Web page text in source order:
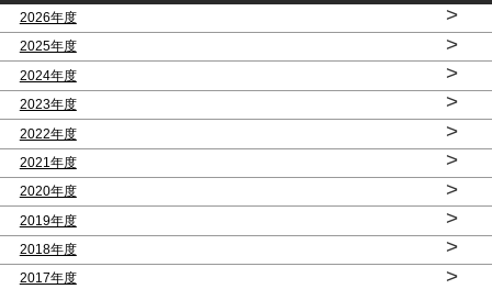
2026年度
>
2025年度 >
2024年度 >
2023年度 >
2022年度 >
2021年度 >
2020年度 >
2019年度 >
2018年度 >
2017年度 >